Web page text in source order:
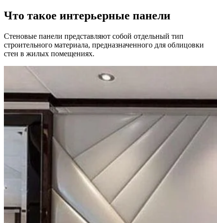
Что такое интерьерные панели
Стеновые панели представляют собой отдельный тип
строительного материала, предназначенного для облицовки
стен в жилых помещениях.